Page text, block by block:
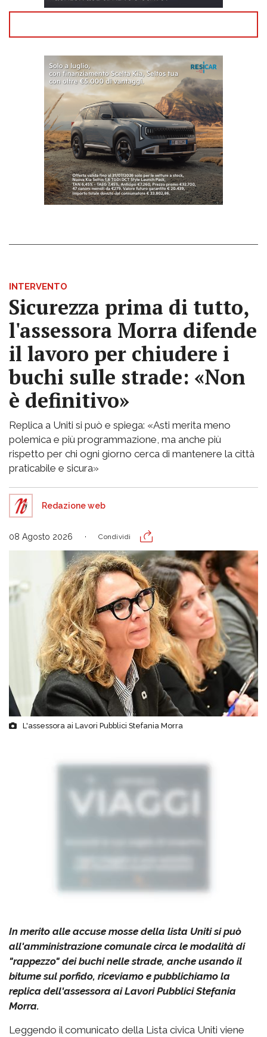
INTERVENTO
Sicurezza prima di tutto,
l'assessora Morra difende
il lavoro per chiudere i
buchi sulle strade: «Non
è definitivo»
Replica a Uniti si può e spiega: «Asti merita meno
polemica e più programmazione, ma anche più
rispetto per chi ogni giorno cerca di mantenere la città
praticabile e sicura»
Redazione web
08 Agosto 2026 Condividi
L'assessora ai Lavori Pubblici Stefania Morra
In merito alle accuse mosse della lista Uniti si può
all'amministrazione comunale circa le modalità di
"rappezzo" dei buchi nelle strade, anche usando il
bitume sul porfido, riceviamo e pubblichiamo la
replica dell'assessora ai Lavori Pubblici Stefania
Morra.
Leggendo il comunicato della Lista civica Uniti viene